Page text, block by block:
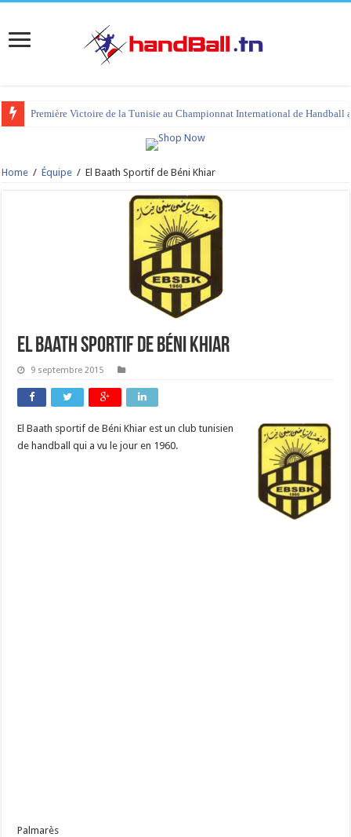
Première Victoire de la Tunisie au Championnat International de Handball
tournoi international Hammamet 2023 : programme et liste des joueurs
Home / Équipe / El Baath Sportif de Béni Khiar
El Baath Sportif de Béni Khiar
9 septembre 2015
El Baath sportif de Béni Khiar est un club tunisien
de handball qui a vu le jour en 1960.
Palmarès